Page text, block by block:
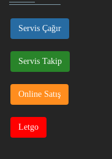
Servis Çağır
Servis Takip
Online Satış
Letgo